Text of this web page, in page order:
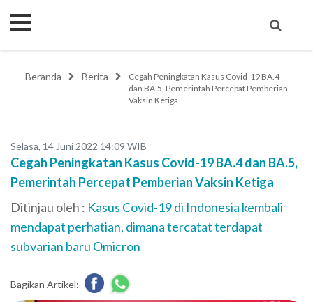
Beranda Berita
Cegah Peningkatan Kasus Covid-19 BA.4
dan BA.5, Pemerintah Percepat Pemberian
Vaksin Ketiga
Selasa, 14 Juni 2022 14:09 WIB
Cegah Peningkatan Kasus Covid-19 BA.4 dan BA.5,
Pemerintah Percepat Pemberian Vaksin Ketiga
Ditinjau oleh : Kasus Covid-19 di Indonesia kembali
mendapat perhatian, dimana tercatat terdapat
subvarian baru Omicron
Bagikan Artikel: